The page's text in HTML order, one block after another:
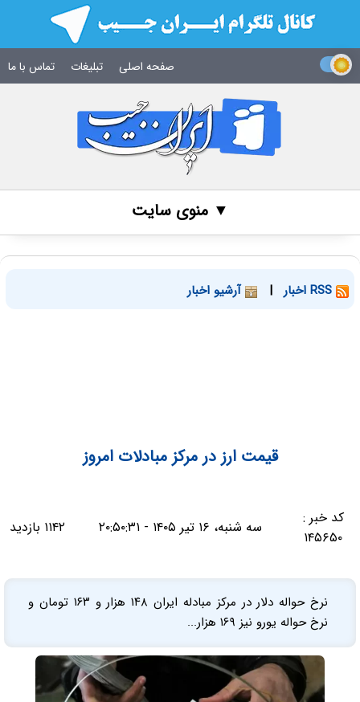
صفحه اصلی تبلیغات تماس با ما
▼ منوی سایت
| آرشیو اخبار
قیمت ارز در مرکز مبادلات امروز
کد خبر :
۱۴۵۶۵۰
سه شنبه، ۱۶ تیر ۱۴۰۵ - ۲۰:۵۰:۳۱ ۱۱۴۲ بازدید
نرخ حواله دلار در مرکز مبادله ایران ۱۴۸ هزار و ۱۶۳ تومان و
نرخ حواله یورو نیز ۱۶۹ هزار...